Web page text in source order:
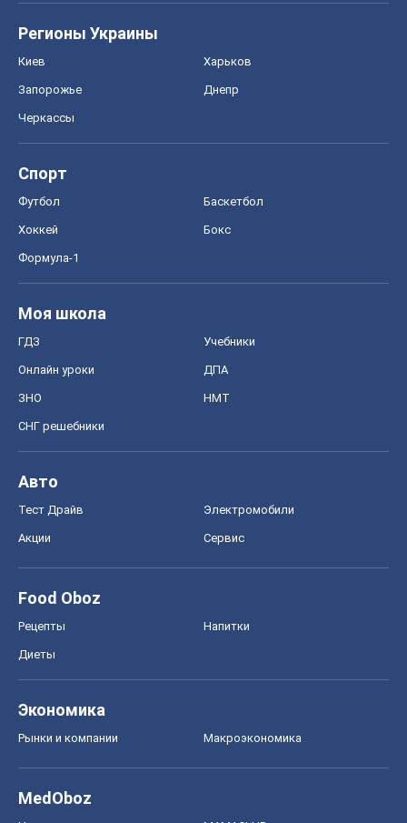
Регионы Украины
Киев Харьков
Запорожье Днепр
Черкассы
Спорт
Футбол Баскетбол
Хоккей Бокс
Формула-1
Моя школа
ГДЗ Учебники
Онлайн уроки ДПА
ЗНО НМТ
СНГ решебники
Авто
Тест Драйв Электромобили
Акции Сервис
Food Oboz
Рецепты Напитки
Диеты
Экономика
Рынки и компании Mакроэкономика
MedOboz